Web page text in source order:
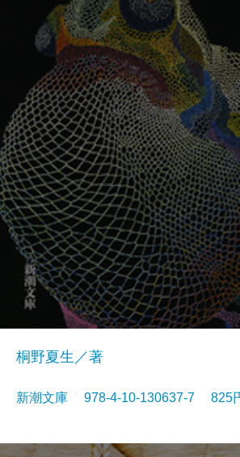
桐野夏生／著
新潮文庫 978-4-10-130637-7 825